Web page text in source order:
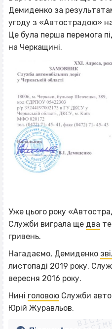
Демиденко за
угоду з «Автострадою»
Це була перша перемога
на Черкащині.
Уже цього року
Служби виграла ще два
гривень.
Нагадаємо, Демиденко
листопаді 2019 року.
вересня 2016 року.
Нині головою Служби
Юрій Журавльов.